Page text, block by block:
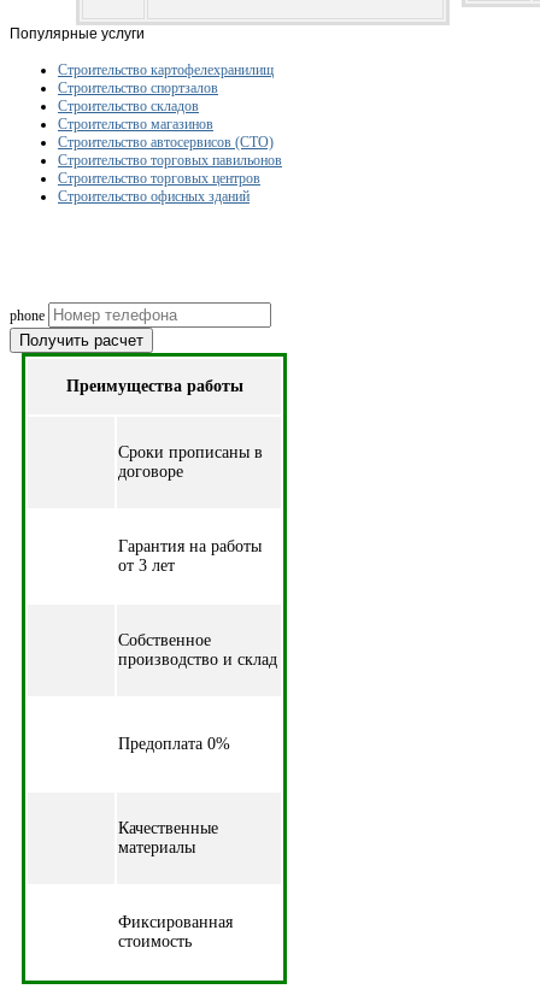
Популярные услуги
Строительство картофелехранилищ
Строительство спортзалов
Строительство складов
Строительство магазинов
Строительство автосервисов (СТО)
Строительство торговых павильонов
Строительство торговых центров
Строительство офисных зданий
phone
Получить расчет
Преимущества работы
Cроки прописаны в
договоре
Гарантия на работы
от 3 лет
Собственное
производство и склад
Предоплата 0%
Качественные
материалы
Фиксированная
стоимость